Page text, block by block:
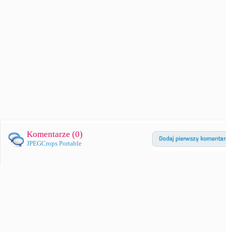
Komentarze (0)
JPEGCrops Portable